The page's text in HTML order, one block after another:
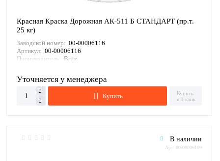
Красная Краска Дорожная АК-511 Б СТАНДАРТ (пр.т.
25 кг)
Заводской номер: 00-00006116
Артикул: 00-00006116
Производитель: Britz
Уточняется у менеджера
Купить
Купить
в 1 клик
В наличии
Арт: 00-00006109